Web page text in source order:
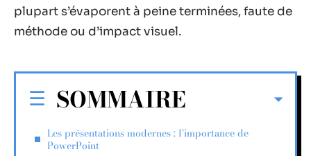
plupart s’évaporent à peine terminées, faute de
méthode ou d’impact visuel.
SOMMAIRE
Les présentations modernes : l’importance de
PowerPoint